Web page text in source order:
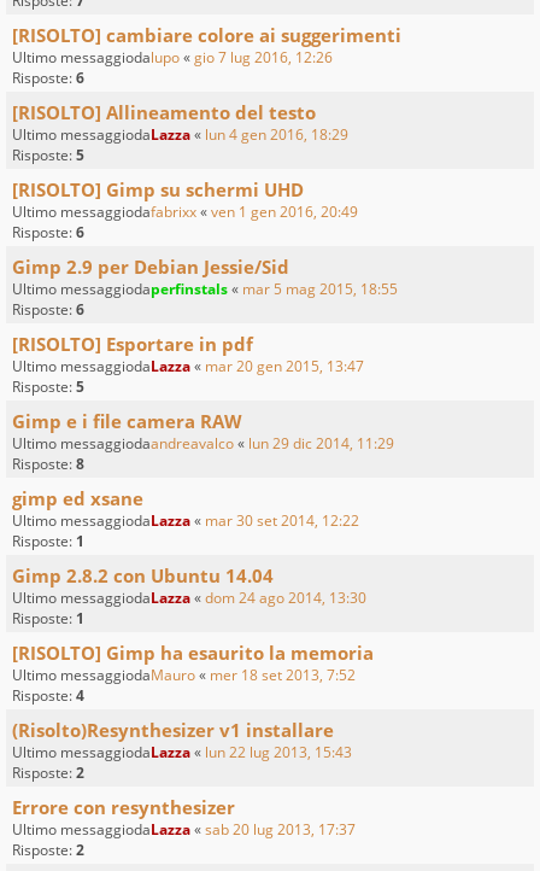
[RISOLTO] cambiare colore ai suggerimenti
Ultimo messaggiodalupo«gio 7 lug 2016, 12:26
Risposte:6
[RISOLTO] Allineamento del testo
Ultimo messaggiodaLazza« lun 4 gen 2016, 18:29
Risposte:5
[RISOLTO] Gimp su schermi UHD
Ultimo messaggiodafabrixx«ven 1 gen 2016, 20:49
Risposte:6
Gimp 2.9 per Debian Jessie/Sid
Ultimo messaggiodaperfinstals« mar 5 mag 2015, 18:55
Risposte:6
[RISOLTO] Esportare in pdf
Ultimo messaggiodaLazza« mar 20 gen 2015, 13:47
Risposte:5
Gimp e i file camera RAW
Ultimo messaggiodaandreavalco« lun 29 dic 2014, 11:29
Risposte:8
gimp ed xsane
Ultimo messaggiodaLazza« mar 30 set 2014, 12:22
Risposte: 1
Gimp 2.8.2 con Ubuntu 14.04
Ultimo messaggiodaLazza«dom 24 ago 2014, 13:30
Risposte: 1
[RISOLTO] Gimp ha esaurito la memoria
Ultimo messaggiodaMauro« mer 18 set 2013, 7:52
Risposte:4
(Risolto)Resynthesizer v1 installare
Ultimo messaggiodaLazza« lun 22 lug 2013, 15:43
Risposte:2
Errore con resynthesizer
Ultimo messaggiodaLazza«sab 20 lug 2013, 17:37
Risposte:2